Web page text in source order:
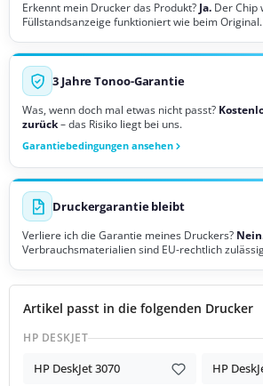
Erkennt mein Drucker das Produkt? Ja. Der Chip
Füllstandsanzeige funktioniert wie beim Original.
3 Jahre Tonoo-Garantie
Was, wenn doch mal etwas nicht passt?
zurück– das Risiko liegt bei uns.
Garantiebedingungen ansehen
Druckergarantie bleibt
Verliere ich die Garantie meines Druckers?
Verbrauchsmaterialien sind EU-rechtlich
Artikel passt in die folgenden Drucker
HP DESKJET
HP DeskJet 3070 HP